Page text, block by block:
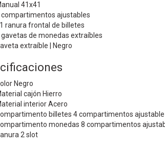
41x41
compartimentos ajustables
ranura frontal de billetes
gavetas de monedas extraíbles
extraíble | Negro
Negro
cajón Hierro
interior Acero
billetes 4 compartimentos
monedas 8 compartimentos
2 slot